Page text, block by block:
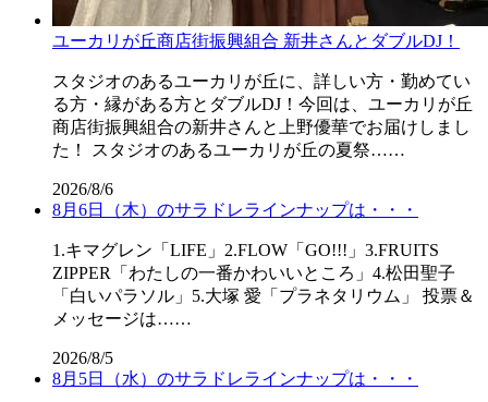
ユーカリが丘商店街振興組合 新井さんとダブルDJ！
スタジオのあるユーカリが丘に、詳しい方・勤めてい
る方・縁がある方とダブルDJ！今回は、ユーカリが丘
商店街振興組合の新井さんと上野優華でお届けしまし
た！ スタジオのあるユーカリが丘の夏祭……
2026/8/6
8月6日（木）のサラドレラインナップは・・・
1.キマグレン「LIFE」2.FLOW「GO!!!」3.FRUITS
ZIPPER「わたしの一番かわいいところ」4.松田聖子
「白いパラソル」5.大塚 愛「プラネタリウム」 投票＆
メッセージは……
2026/8/5
8月5日（水）のサラドレラインナップは・・・